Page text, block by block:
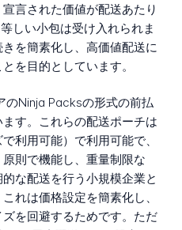
言された価値が配送あたり
しい小包は受け入れられま
を簡素化し、高価値配送に
を目的としています。
のNinja Packsの形式の前払
す。これらの配送ポーチは
利用可能）で利用可能で、
原則で機能し、重量制限な
な配送を行う小規模企業と
れは価格設定を簡素化し、
を回避するためです。ただ